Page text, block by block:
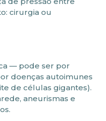
cirurgia ou
— pode ser por
doenças autoimunes
de células gigantes).
aneurismas e